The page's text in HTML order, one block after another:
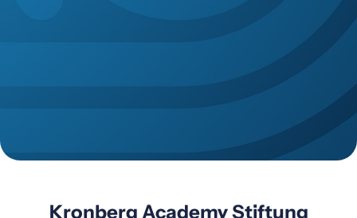
Kronberg Academy Stiftung